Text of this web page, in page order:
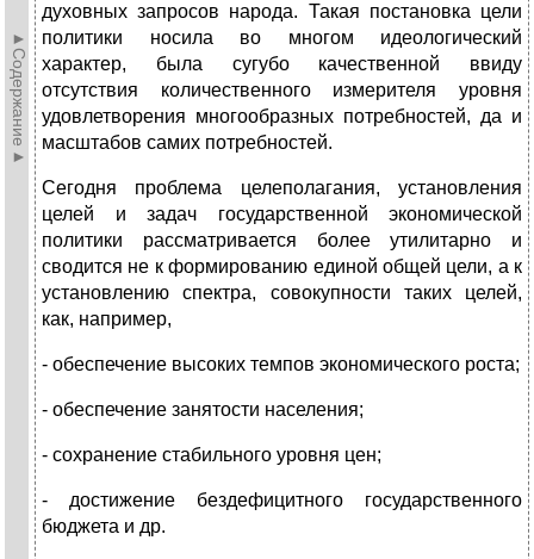
►Содержание►
духовных запросов народа. Такая постановка цели
политики носила во многом идеологический
характер, была сугубо качественной ввиду
отсутствия количественного измерителя уровня
удовлетворения многообразных потребностей, да и
масштабов самих потребностей.
Сегодня проблема целеполагания, установления
целей и задач государственной экономической
политики рассматривается более утилитарно и
сводится не к формированию единой общей цели, а к
установлению спектра, совокупности таких целей,
как, например,
- обеспечение высоких темпов экономического роста;
- обеспечение занятости населения;
- сохранение стабильного уровня цен;
- достижение бездефицитного государственного
бюджета и др.